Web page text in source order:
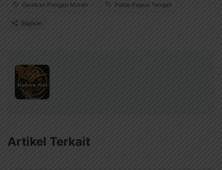
Gerakan Pangan Murah Polda Papua Tengah
Bagikan
Artikel Terkait